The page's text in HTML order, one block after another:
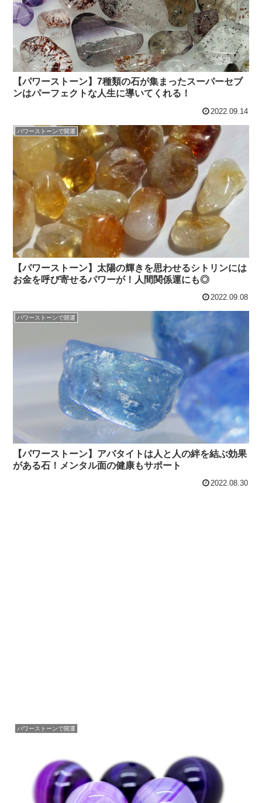
【パワーストーン】7種類の石が集まったスーパーセブ
ンはパーフェクトな人生に導いてくれる！
2022.09.14
パワーストーンで開運
【パワーストーン】太陽の輝きを思わせるシトリンには
お金を呼び寄せるパワーが！人間関係運にも◎
2022.09.08
パワーストーンで開運
【パワーストーン】アパタイトは人と人の絆を結ぶ効果
がある石！メンタル面の健康もサポート
2022.08.30
パワーストーンで開運